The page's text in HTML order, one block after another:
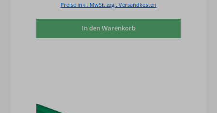
Preise inkl. MwSt. zzgl. Versandkosten
In den Warenkorb